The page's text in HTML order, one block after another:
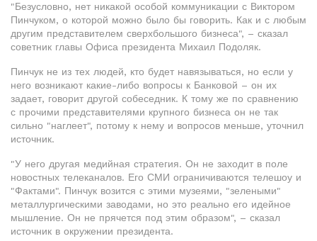
"Безусловно, нет никакой особой коммуникации с Виктором
Пинчуком, о которой можно было бы говорить. Как и с любым
другим представителем сверхбольшого бизнеса", – сказал
советник главы Офиса президента Михаил Подоляк.
Пинчук не из тех людей, кто будет навязываться, но если у
него возникают какие-либо вопросы к Банковой – он их
задает, говорит другой собеседник. К тому же по сравнению
с прочими представителями крупного бизнеса он не так
сильно "наглеет", потому к нему и вопросов меньше, уточнил
источник.
"У него другая медийная стратегия. Он не заходит в поле
новостных телеканалов. Его СМИ ограничиваются телешоу и
"Фактами". Пинчук возится с этими музеями, "зелеными"
металлургическими заводами, но это реально его идейное
мышление. Он не прячется под этим образом", – сказал
источник в окружении президента.